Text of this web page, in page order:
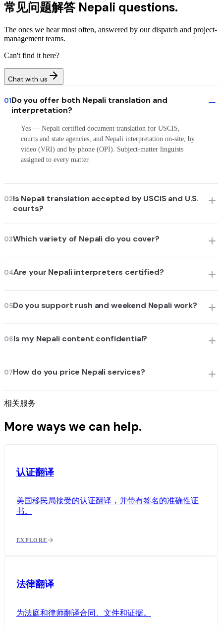
常见问题解答 Nepali questions.
The ones we hear most often, answered by our dispatch and project-
management teams.
Can't find it here?
Chat with us
01Do you offer both Nepali translation and
interpretation?
Yes — Nepali certified document translation for USCIS,
courts and state agencies, and Nepali interpretation on-site, by
video (VRI) and by phone (OPI). Subject-matter linguists
assigned to every matter.
02Is Nepali translation accepted by USCIS and U.S.
courts?
03Which variety of Nepali do you cover?
04Are your Nepali interpreters certified?
05Do you support rush and weekend Nepali work?
06Is my Nepali content confidential?
07How do you price Nepali services?
相关服务
More ways we can help.
认证翻译
美国移民局接受的认证翻译，并带有签名的准确性证
书。
EXPLORE
法律翻译
为法庭和律师翻译合同、文件和证据。